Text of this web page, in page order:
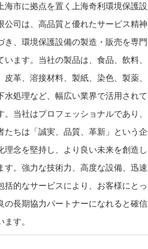
海市に拠点を置く上海奇利環境保護設
公司は、高品質と優れたサービス精神
き、環境保護設備の製造・販売を専門
います。当社の製品は、食品、飲料、
皮革、溶接材料、製紙、染色、製薬、
水処理など、幅広い業界で活用されて
。当社はプロフェッショナルであり、
たちは「誠実、品質、革新」という企
理念を堅持し、より良い未来を創造し
す。強力な技術力、高度な設備、迅速
括的なサービスにより、お客様にとっ
の長期協力パートナーになれると確信
ます。